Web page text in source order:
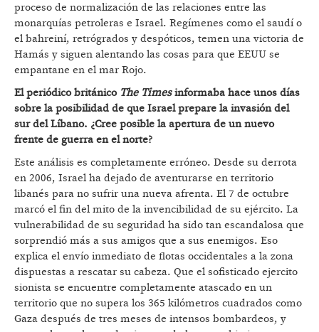
proceso de normalización de las relaciones entre las
monarquías petroleras e Israel. Regímenes como el saudí o
el bahreiní, retrógrados y despóticos, temen una victoria de
Hamás y siguen alentando las cosas para que EEUU se
empantane en el mar Rojo.
El periódico británico The Timesinformaba hace unos días
sobre la posibilidad de que Israel prepare la invasión del
sur del Líbano. ¿Cree posible la apertura de un nuevo
frente de guerra en el norte?
Este análisis es completamente erróneo. Desde su derrota
en 2006, Israel ha dejado de aventurarse en territorio
libanés para no sufrir una nueva afrenta. El 7 de octubre
marcó el fin del mito de la invencibilidad de su ejército. La
vulnerabilidad de su seguridad ha sido tan escandalosa que
sorprendió más a sus amigos que a sus enemigos. Eso
explica el envío inmediato de flotas occidentales a la zona
dispuestas a rescatar su cabeza. Que el sofisticado ejercito
sionista se encuentre completamente atascado en un
territorio que no supera los 365 kilómetros cuadrados como
Gaza después de tres meses de intensos bombardeos, y